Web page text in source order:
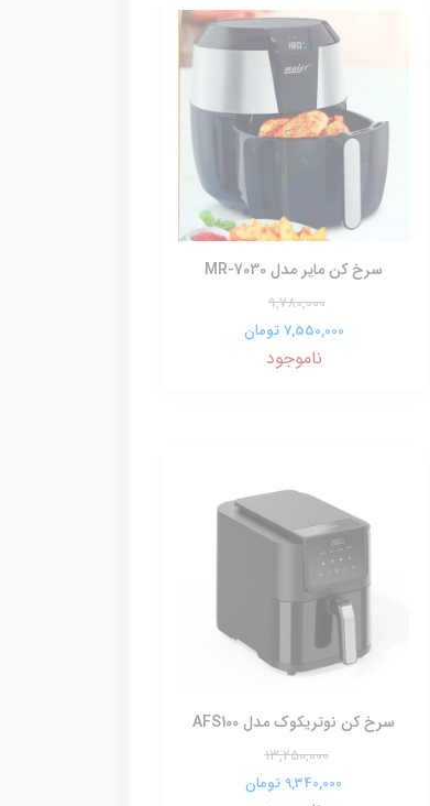
سرخ کن مایر مدل MR-7030
9,780,000
7,550,000 تومان
ناموجود
سرخ کن نوتریکوک مدل AFS100
13,250,000
9,340,000 تومان